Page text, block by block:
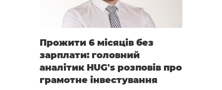
Прожити 6 місяців без
зарплати: головний
аналітик HUG's розповів про
грамотне інвестування